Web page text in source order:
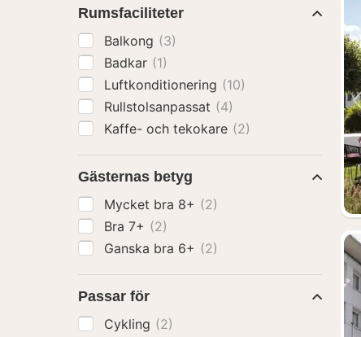
Rumsfaciliteter
Balkong (3)
Badkar (1)
Luftkonditionering (10)
Rullstolsanpassat (4)
Kaffe- och tekokare (2)
Gästernas betyg
Mycket bra 8+ (2)
Bra 7+ (2)
Ganska bra 6+ (2)
Passar för
Cykling (2)